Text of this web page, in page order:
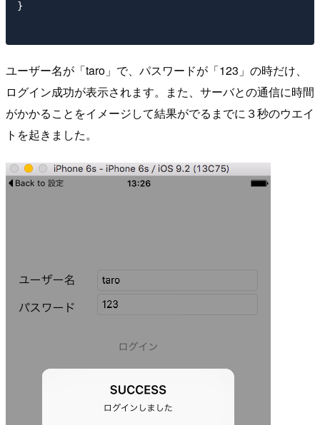
}
ユーザー名が「taro」で、パスワードが「123」の時だけ、
ログイン成功が表示されます。また、サーバとの通信に時間
がかかることをイメージして結果がでるまでに３秒のウエイ
トを起きました。